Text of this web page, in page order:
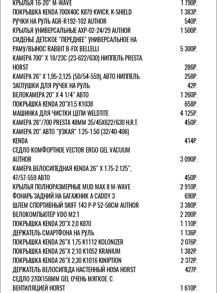
КРЫЛЬЯ 16-20" M-WAVE
1 790Р.
ПОКРЫШКА KENDA 700Х40С K879 KWICK. K-SHIELD
1 383Р.
РУЧКИ НА РУЛЬ AGR-R192-102 AUTHOR
540Р.
КРЫЛЬЯ УНИВЕРСАЛЬНЫЕ AXP-02-24/29 AUTHOR
1 500Р.
СИДЕНЬЕ ДЕТСКОЕ "ПЕРЕДНЕЕ" УНИВЕРСАЛЬНОЕ НА
РАМУ/ВЫНОС RABBIT B-FIX BELLELLI
5 300Р.
КАМЕРА 700" Х 18/23C (23-622/630) НИППЕЛЬ PRESTA.
HORST
286Р.
КАМЕРА 26" X 1,95-2,125 (50/54-559), АВТО НИППЕЛЬ
258Р.
ЗАГЛУШКИ ДЛЯ РУЧЕК НА РУЛЬ
42Р.
ВЕЛОКАМЕРА 20" Х 4 1/4" АВТО
1 260Р.
ПОКРЫШКА KENDA 20"Х1,5 K1038
658Р.
МАШИНКА ДЛЯ ЧИСТКИ ЦЕПИ WELDTITE
4 125Р.
КАМЕРА 28"/700 PRESTA 48ММ 35/45Х622/630 H.R.T.
450Р.
КАМЕРА 20" АВТО "УЗКАЯ" 1.25-1.50 (32/40-406)
KENDA
414Р.
СЕДЛО КОМФОРТНОЕ VECTOR ERGO GEL VACUUM
AUTHOR
3 090Р.
КАМЕРА ВЕЛОСИПЕДНАЯ KENDA 26" Х 1.75-2.125",
47/57-559 АВТО
450Р.
КРЫЛЬЯ ПОЛНОРАЗМЕРНЫЕ MUD MAX II M-WAVE
2 910Р.
ФОНАРЬ ЗАДНИЙ НА БАГАЖНИК A CADDY 3
690Р.
ШЛЕМ СПОРТИВНЫЙ SKIFF 143 Р-Р 52-58СМ AUTHOR
3 380Р.
ВЕЛОКОМПЬЮТЕР VDO M2.1
2 200Р.
ПОКРЫШКА KENDA 20"Х 2,0 K870
1 110Р.
ДЕРЖАТЕЛЬ СМАРТФОНА НА РУЛЬ
1 136Р.
ПОКРЫШКА KENDA 26"Х 1,75 K1112 KOLONIZER
2 076Р.
ПОКРЫШКА KENDA 26"Х 2,10 K1052 KRANIUM
1 382Р.
ПОКРЫШКА KENDA 26"Х 2,30 K1016 KINIPTION
2 372Р.
ДЕРЖАТЕЛЬ ВЕЛОСИПЕДА НАСТЕННЫЙ H09A HORST
427Р.
СЕДЛО 270Х158ММ GEL ОЧЕНЬ МЯГКОЕ. С
ВЕНТИЛЯЦИЕЙ HORST
1 610Р.